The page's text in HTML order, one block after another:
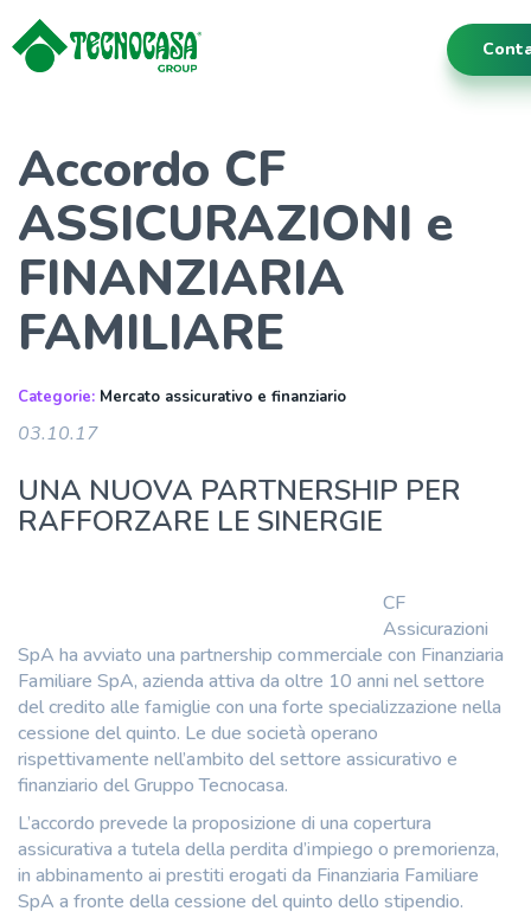
Accordo CF
ASSICURAZIONI e
FINANZIARIA
FAMILIARE
Categorie: Mercato assicurativo e finanziario
03.10.17
UNA NUOVA PARTNERSHIP PER
RAFFORZARE LE SINERGIE
CF
Assicurazioni
SpA ha avviato una partnership commerciale con Finanziaria
Familiare SpA, azienda attiva da oltre 10 anni nel settore
del credito alle famiglie con una forte specializzazione nella
cessione del quinto. Le due società operano
rispettivamente nell’ambito del settore assicurativo e
finanziario del Gruppo Tecnocasa.
L’accordo prevede la proposizione di una copertura
assicurativa a tutela della perdita d’impiego o premorienza,
in abbinamento ai prestiti erogati da Finanziaria Familiare
SpA a fronte della cessione del quinto dello stipendio.